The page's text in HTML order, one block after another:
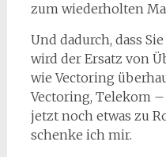
zum wiederholten
Und dadurch, dass
wird der Ersatz von
wie Vectoring
Vectoring, Telekom
jetzt noch etwas zu
schenke ich mir.